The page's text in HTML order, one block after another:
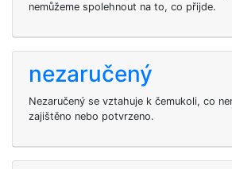
nemůžeme spolehnout na to, co přijde.
nezaručený
Nezaručený se vztahuje k čemukoli, co
zajištěno nebo potvrzeno.